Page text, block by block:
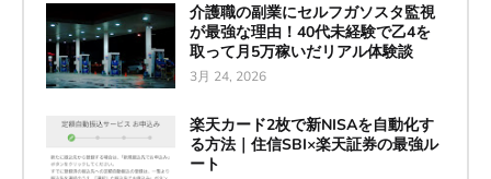
介護職の副業にセルフガソスタ監視
が最強な理由！40代未経験で乙4を
取って月5万稼いだリアル体験談
3月 24, 2026
楽天カード2枚で新NISAを自動化す
る方法｜住信SBI×楽天証券の最強ル
ート